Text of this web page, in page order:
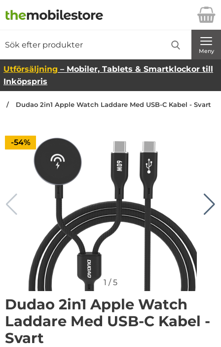
Startsidan för Danira Telecom AB
Meny
Utförsäljning – Mobiler, Tablets & Smartklockor till
Inköpspris
Dudao 2in1 Apple Watch Laddare Med USB-C Kabel - Svart
Priset är nedsatt med
-54%
1 /5
Dudao 2in1 Apple Watch
Laddare Med USB-C Kabel -
Svart